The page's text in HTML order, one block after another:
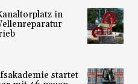
in
startet